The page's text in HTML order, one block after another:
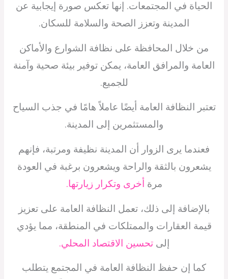
الحياة في المجتمعات. إنها تعكس صورة إيجابية عن
المدينة وتعزز الصحة والسلامة للسكان.
من خلال المحافظة على نظافة الشوارع والأماكن
العامة والمرافق العامة، يمكن توفير بيئة صحية وآمنة
للجميع.
تعتبر النظافة العامة أيضًا عاملاً هامًا في جذب السياح
والمستثمرين إلى المدينة.
فعندما يرى الزوار أن المدينة نظيفة ومرتبة، فإنهم
يشعرون بالثقة والراحة ويشعرون برغبة في العودة
مرة أخرى وتكرار زيارتها.
بالإضافة إلى ذلك، تعمل النظافة العامة على تعزيز
قيمة العقارات والممتلكات في المنطقة، مما يؤدي
إلىتحسين الاقتصاد المحلي.
كما إن حفظ النظافة العامة في المجتمع يتطلب